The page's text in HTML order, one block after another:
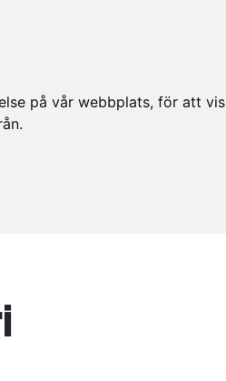
på vår webbplats, för att